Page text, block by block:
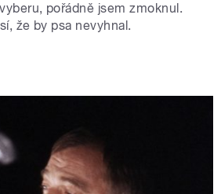
pořádně jsem zmoknul.
že by psa nevyhnal.